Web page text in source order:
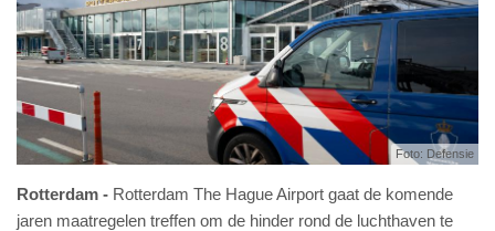
Foto: Defensie
Rotterdam
Rotterdam The Hague Airport gaat de komende
jaren maatregelen treffen om de hinder rond de luchthaven te